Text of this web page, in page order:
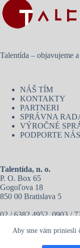
Aby sme vám priniesli
Talentída – objavujeme
NÁŠ TÍM
KONTAKTY
PARTNERI
SPRÁVNA
VÝROČNÉ
PODPORTE NÁS
Talentída, n. o.
P. O. Box 65
Gogoľova 18
850 00 Bratislava 5
02 / 6382 4952, 0903 /
POLICY